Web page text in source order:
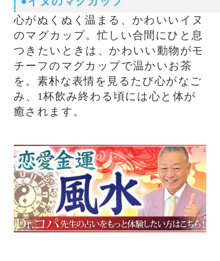
◆Dr.コパプロフィール
1947年東京生まれ。日大理工学部建
築学科卒。建築家として設計事務所
を主宰するかたわら、風水の家相･
方位･インテリア学の第一人者とし
て、「風水地理の理論」を展開。“D
r.コパ“の愛称で、雑誌･テレビなど
マスコミでも活躍中。Dr.コパの風
水とは、周囲の環境によって運を開
まり住まいはもちろん、洋や食べ
物、遊びやギャンブル、また人間関
係や考え方を整え、運気をより良く
変えていこうというものです。Dr.
コパの風水は楽しんで実行すること
が大切です。自然から受ける幸運
を、自分の知っている範囲の理屈に
合わないからといって受け入れない